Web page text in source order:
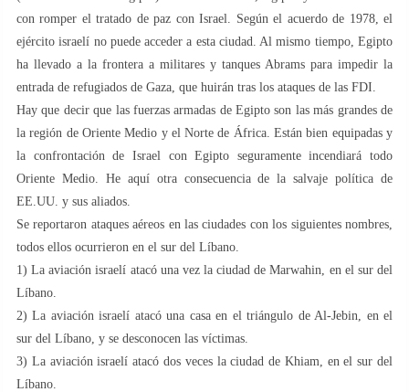
con romper el tratado de paz con Israel. Según el acuerdo de 1978, el
ejército israelí no puede acceder a esta ciudad. Al mismo tiempo, Egipto
ha llevado a la frontera a militares y tanques Abrams para impedir la
entrada de refugiados de Gaza, que huirán tras los ataques de las FDI.
Hay que decir que las fuerzas armadas de Egipto son las más grandes de
la región de Oriente Medio y el Norte de África. Están bien equipadas y
la confrontación de Israel con Egipto seguramente incendiará todo
Oriente Medio. He aquí otra consecuencia de la salvaje política de
EE.UU. y sus aliados.
Se reportaron ataques aéreos en las ciudades con los siguientes nombres,
todos ellos ocurrieron en el sur del Líbano.
1) La aviación israelí atacó una vez la ciudad de Marwahin, en el sur del
Líbano.
2) La aviación israelí atacó una casa en el triángulo de Al-Jebin, en el
sur del Líbano, y se desconocen las víctimas.
3) La aviación israelí atacó dos veces la ciudad de Khiam, en el sur del
Líbano.